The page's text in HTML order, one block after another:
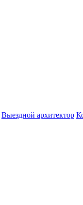
Выездной архитектор